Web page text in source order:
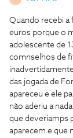
Quando recebi a
euros porque o
adolescente de
comnselhos de
das jogada de
apareceu e ele
não aderiu a
que deveriamps
aparecem e que